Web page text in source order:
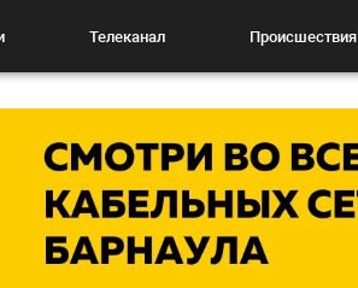
Телеканал Происшествия